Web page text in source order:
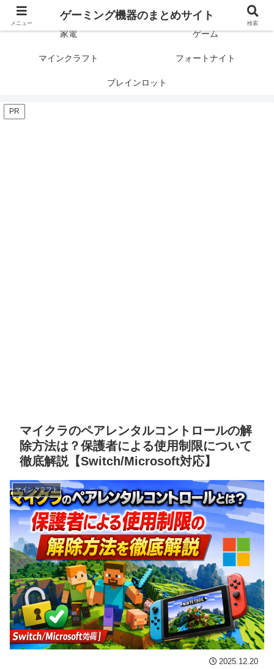
ゲーミング製品の口コミや評判と比較を紹介します！
家電 ゲーム
マインクラフト フォートナイト
ブレインロット
PR
マイクラのペアレンタルコントロールの解
除方法は？保護者による使用制限について
徹底解説【Switch/Microsoft対応】
マインクラフト
2025.12.20
メニュー
ゲーミング機器のまとめサイト
検索